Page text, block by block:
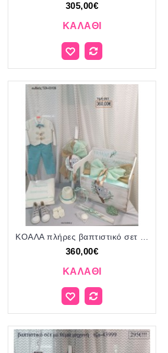
305,00€
ΚΑΛΆΘΙ
360,00€
ΚΑΛΆΘΙ